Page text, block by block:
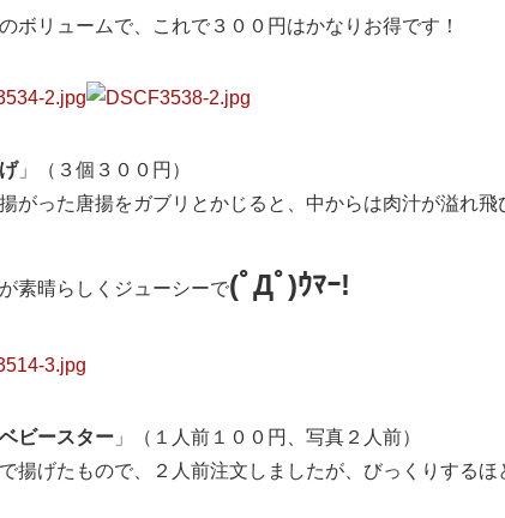
ボリュームで、これで３００円はかなりお得です！
」（３個３００円）
がった唐揚をガブリとかじると、中からは肉汁が溢れ飛
素晴らしくジューシーで(ﾟДﾟ)ｳﾏｰ!
ビースター 」（１人前１００円、写真２人前）
揚げたもので、２人前注文しましたが、びっくりするほ